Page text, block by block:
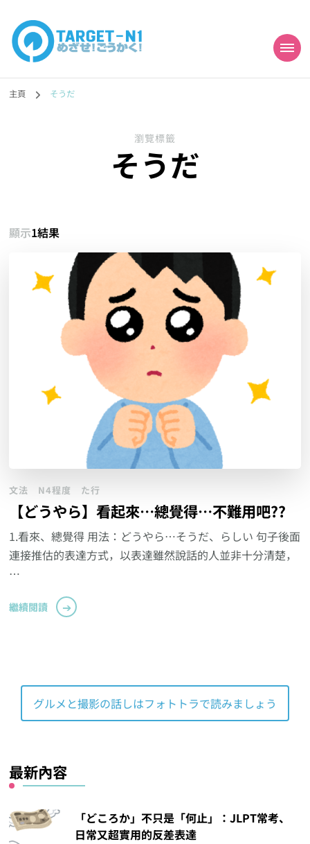
目標!!日本語能力試
N1合格
勉強コンテンツも追加予定!!】
主頁 そうだ
瀏覽標籤
そうだ
顯示1結果
文法 N4程度 た行
【どうやら】看起來…總覺得…不難用吧??
1.看來、總覺得 用法：どうやら…そうだ、らしい 句子後面
連接推估的表達方式，以表達雖然說話的人並非十分清楚，
…
繼續閱讀
グルメと撮影の話しはフォトトラで読みましょう
最新內容
「どころか」不只是「何止」：JLPT常考、
日常又超實用的反差表達